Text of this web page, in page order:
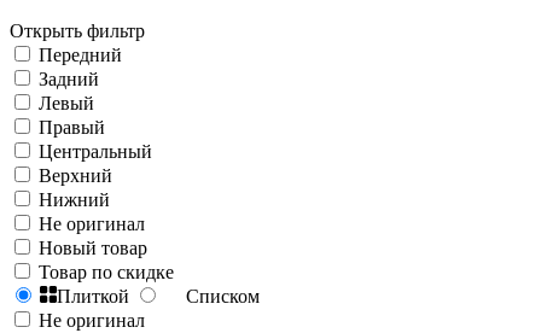
Открыть фильтр
Передний
Задний
Левый
Правый
Центральный
Верхний
Нижний
Не оригинал
Новый товар
Товар по скидке
Плиткой
Списком
Не оригинал